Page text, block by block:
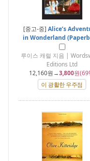
[중고-중] Alice’s
in Wonderland
루이스 캐럴 지음 |
Editions Ltd
12,160원→3,800원
이 광활한 우주점